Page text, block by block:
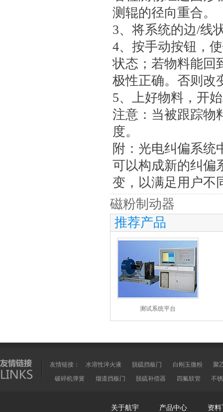
测辊的径向重合。
3、将系统的边/线
4、按手动按钮，
状态；若物料能回
极性正确。否则改
5、上好物料，开
注意：当被跟踪物
度。
附：光电纠偏系统
可以构成新的纠偏
变，以满足用户不
磁粉制动器
推荐产品
测试系统平台
友情链接： 水溶性淬火液 脱硫挡板门 白刚玉微粉
聚
破碎机弹簧
烟道挡板门 脱硫补偿器 四氟软管 不
关于航宇 产品中心 资料